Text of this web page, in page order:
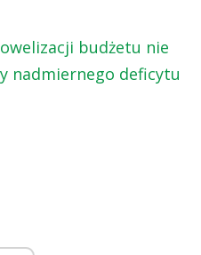
budżetu nie
nadmiernego deficytu